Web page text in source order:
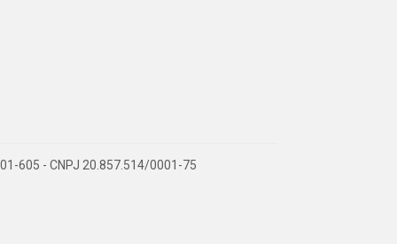
605 - CNPJ 20.857.514/0001-75